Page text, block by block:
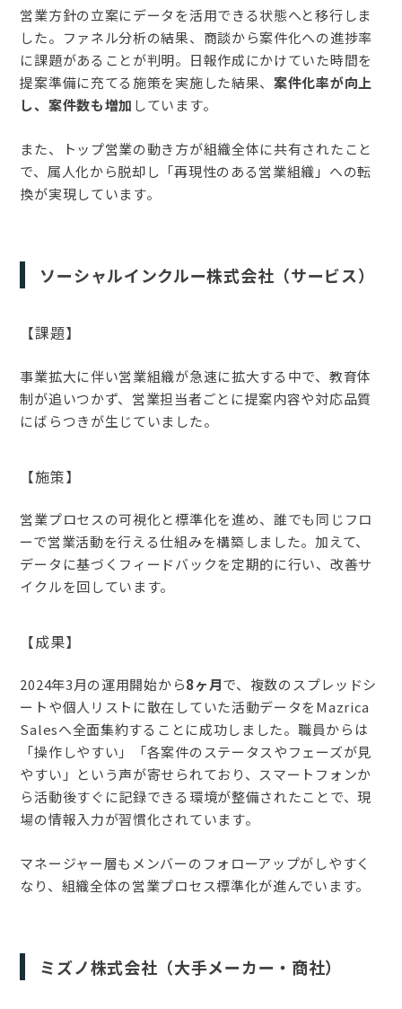
営業方針の立案にデータを活用できる状態へと移行しま
した。ファネル分析の結果、商談から案件化への進捗率
に課題があることが判明。日報作成にかけていた時間を
提案準備に充てる施策を実施した結果、案件化率が向上
し、案件数も増加 しています。
また、トップ営業の動き方が組織全体に共有されたこと
で、属人化から脱却し「再現性のある営業組織」への転
換が実現しています。
ソーシャルインクルー株式会社（サービス）
【課題】
事業拡大に伴い営業組織が急速に拡大する中で、教育体
制が追いつかず、営業担当者ごとに提案内容や対応品質
にばらつきが生じていました。
【施策】
営業プロセスの可視化と標準化を進め、誰でも同じフロ
ーで営業活動を行える仕組みを構築しました。加えて、
データに基づくフィードバックを定期的に行い、改善サ
イクルを回しています。
【成果】
2024年3月の運用開始から8ヶ月で、複数のスプレッドシ
ートや個人リストに散在していた活動データをMazrica
Salesへ全面集約することに成功しました。職員からは
「操作しやすい」「各案件のステータスやフェーズが見
やすい」という声が寄せられており、スマートフォンか
ら活動後すぐに記録できる環境が整備されたことで、現
場の情報入力が習慣化されています。
マネージャー層もメンバーのフォローアップがしやすく
なり、組織全体の営業プロセス標準化が進んでいます。
ミズノ株式会社（大手メーカー・商社）